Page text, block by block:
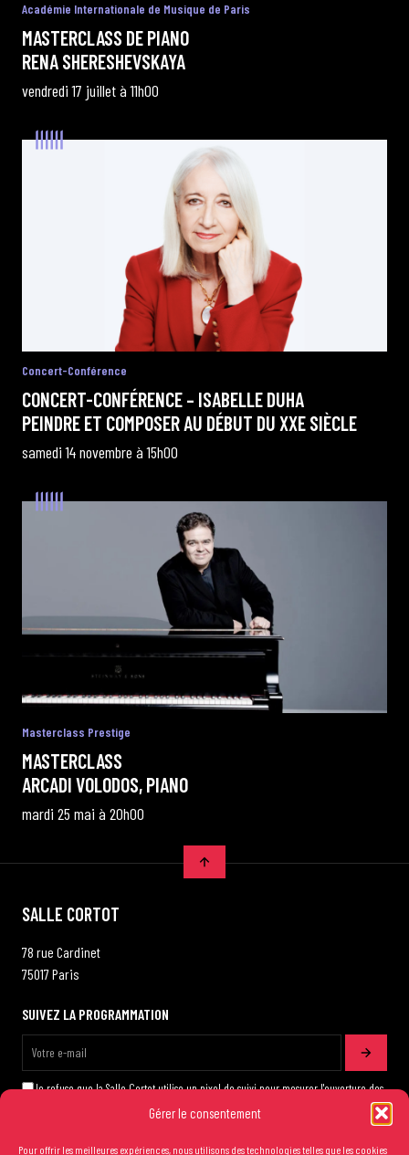
Gérer le consentement
Pour offrir les meilleures expériences, nous utilisons des technologies telles que les cookies
Académie Internationale de Musique de Paris
MASTERCLASS DE PIANO
RENA SHERESHEVSKAYA
vendredi 17 juillet à 11h00
Concert-Conférence
CONCERT-CONFÉRENCE – ISABELLE DUHA
PEINDRE ET COMPOSER AU DÉBUT DU XXE SIÈCLE
samedi 14 novembre à 15h00
Masterclass Prestige
MASTERCLASS
ARCADI VOLODOS, PIANO
mardi 25 mai à 20h00
SALLE CORTOT
78 rue Cardinet
75017 Paris
SUIVEZ LA PROGRAMMATION
Je refuse que la Salle Cortot utilise un pixel de suivi pour mesurer l'ouverture des